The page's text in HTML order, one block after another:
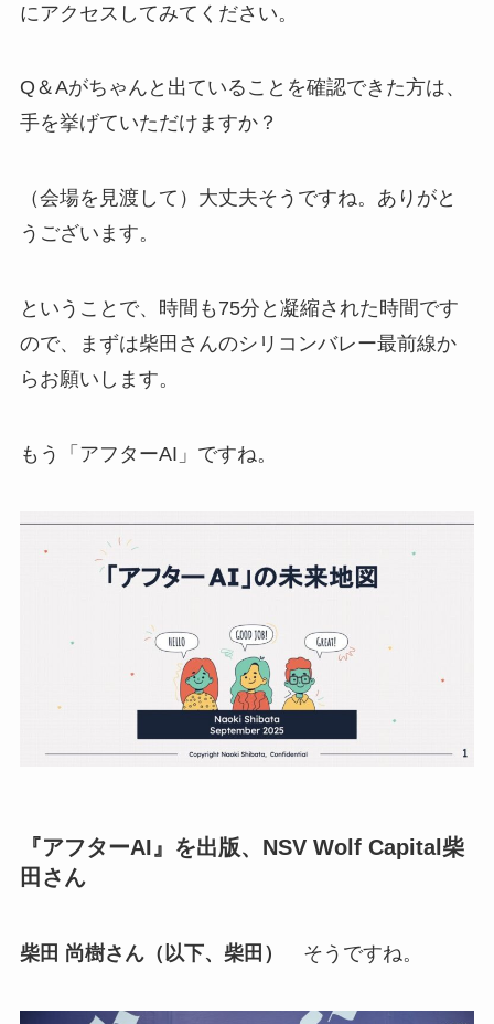
にアクセスしてみてください。
Q＆Aがちゃんと出ていることを確認できた方は、
手を挙げていただけますか？
（会場を見渡して）大丈夫そうですね。ありがと
うございます。
ということで、時間も75分と凝縮された時間です
ので、まずは柴田さんのシリコンバレー最前線か
らお願いします。
もう「アフターAI」ですね。
『アフターAI』を出版、NSV Wolf Capital柴
田さん
柴田 尚樹さん（以下、柴田） そうですね。